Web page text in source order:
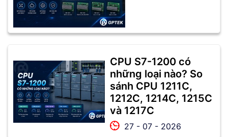
CPU S7-1200 có
những loại nào? So
sánh CPU 1211C,
1212C, 1214C, 1215C
và 1217C
27 - 07 - 2026